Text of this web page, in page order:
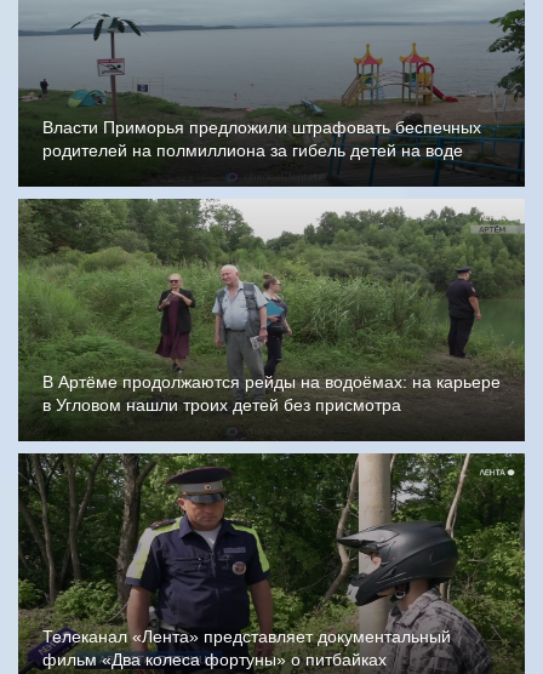
Власти Приморья предложили штрафовать беспечных
родителей на полмиллиона за гибель детей на воде
В Артёме продолжаются рейды на водоёмах: на карьере
в Угловом нашли троих детей без присмотра
Телеканал «Лента» представляет документальный
фильм «Два колеса фортуны» о питбайках